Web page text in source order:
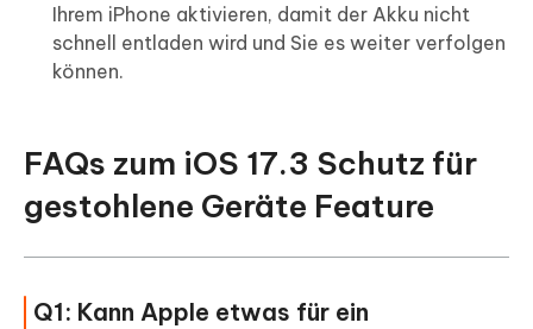
Ihrem iPhone aktivieren, damit der Akku nicht
schnell entladen wird und Sie es weiter verfolgen
können.
FAQs zum iOS 17.3 Schutz für
gestohlene Geräte Feature
Q1: Kann Apple etwas für ein